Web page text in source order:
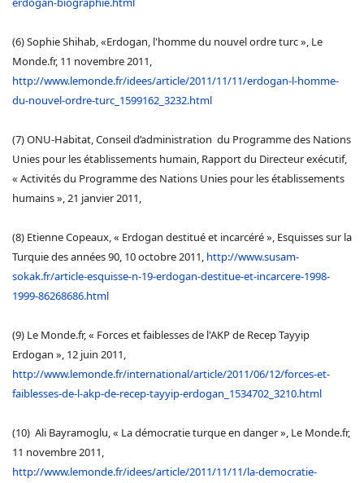
(6) Sophie Shihab, «Erdogan, l'homme du nouvel ordre turc », Le
Monde.fr, 11 novembre 2011,
http://www.lemonde.fr/idees/article/2011/11/11/erdogan-l-homme-
du-nouvel-ordre-turc_1599162_3232.html
(7) ONU-Habitat, Conseil d’administration du Programme des Nations
Unies pour les établissements humain, Rapport du Directeur exécutif,
« Activités du Programme des Nations Unies pour les établissements
humains », 21 janvier 2011,
(8) Etienne Copeaux, « Erdogan destitué et incarcéré », Esquisses sur la
Turquie des années 90, 10 octobre 2011, http://www.susam-
sokak.fr/article-esquisse-n-19-erdogan-destitue-et-incarcere-1998-
1999-86268686.html
(9) Le Monde.fr, « Forces et faiblesses de l'AKP de Recep Tayyip
Erdogan », 12 juin 2011,
http://www.lemonde.fr/international/article/2011/06/12/forces-et-
faiblesses-de-l-akp-de-recep-tayyip-erdogan_1534702_3210.html
(10) Ali Bayramoglu, « La démocratie turque en danger », Le Monde.fr,
11 novembre 2011,
http://www.lemonde.fr/idees/article/2011/11/11/la-democratie-